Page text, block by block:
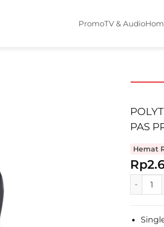
PromoTV & Audio
PAS
Hemat